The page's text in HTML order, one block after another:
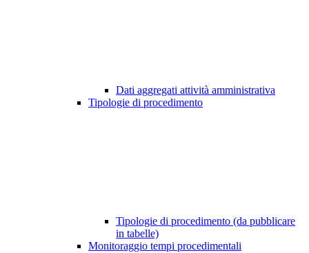
Dati aggregati attività amministrativa
Tipologie di procedimento
Tipologie di procedimento (da pubblicare
in tabelle)
Monitoraggio tempi procedimentali